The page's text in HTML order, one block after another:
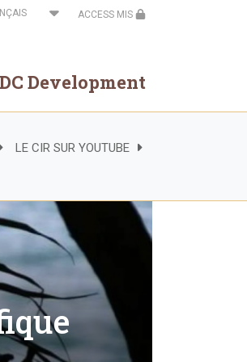
ACCESS MIS
Development
LE CIR SUR YOUTUBE